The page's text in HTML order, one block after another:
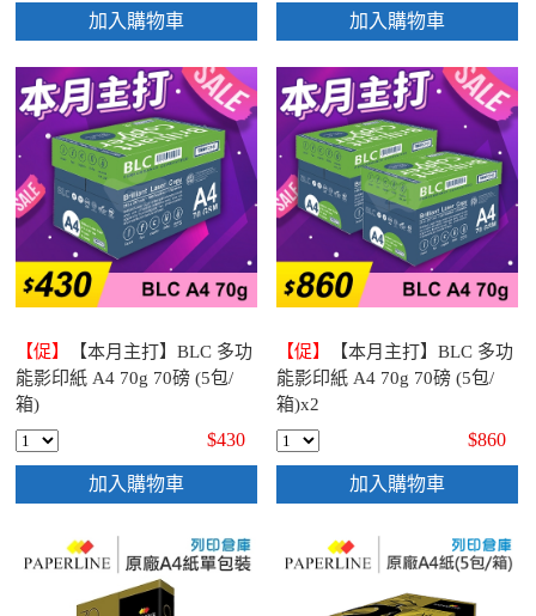
加入購物車 加入購物車
【促】
【本月主打】BLC 多功
能影印紙 A4 70g 70磅 (5包/
箱)
$430
加入購物車
【促】
【本月主打】BLC 多功
能影印紙 A4 70g 70磅 (5包/
箱)x2
$860
加入購物車